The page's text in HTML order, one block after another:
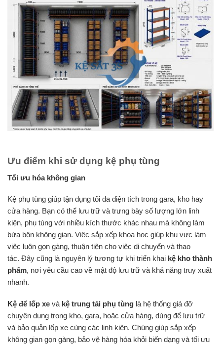
Ưu điểm khi sử dụng kệ phụ tùng
Tối ưu hóa không gian
Kệ phụ tùng giúp tận dụng tối đa diện tích trong gara, kho hay
cửa hàng. Bạn có thể lưu trữ và trưng bày số lượng lớn linh
kiện, phụ tùng với nhiều kích thước khác nhau mà không làm
bừa bộn không gian. Việc sắp xếp khoa học giúp khu vực làm
việc luôn gọn gàng, thuận tiện cho việc di chuyển và thao
tác. Đây cũng là nguyên lý tương tự khi triển khai kệ kho thành
phẩm, nơi yêu cầu cao về mật độ lưu trữ và khả năng truy xuất
nhanh.
Kệ để lốp xe và kệ trung tải phụ tùng là hệ thống giá đỡ
chuyên dụng trong kho, gara, hoặc cửa hàng, dùng để lưu trữ
và bảo quản lốp xe cùng các linh kiện. Chúng giúp sắp xếp
không gian gọn gàng, bảo vệ hàng hóa khỏi biến dạng và tối ưu